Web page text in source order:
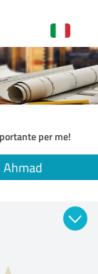
per me!
Ahmad